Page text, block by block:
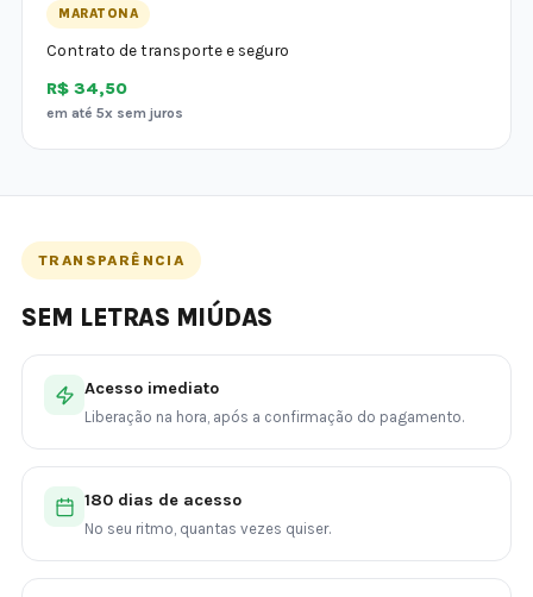
MARATONA
Contrato de transporte e seguro
R$ 34,50
em até 5x sem juros
TRANSPARÊNCIA
SEM LETRAS MIÚDAS
Acesso imediato
Liberação na hora, após a confirmação do pagamento.
180 dias de acesso
No seu ritmo, quantas vezes quiser.